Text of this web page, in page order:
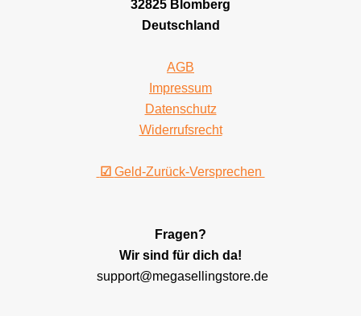
32825 Blomberg
Deutschland
AGB
Impressum
Datenschutz
Widerrufsrecht
☑ Geld-Zurück-Versprechen
Fragen?
Wir sind für dich da!
support@megasellingstore.de